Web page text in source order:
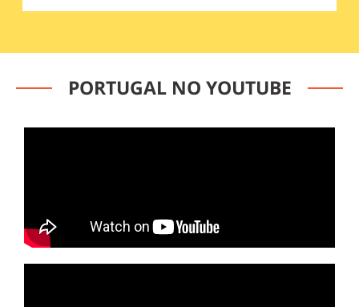
PORTUGAL NO YOUTUBE